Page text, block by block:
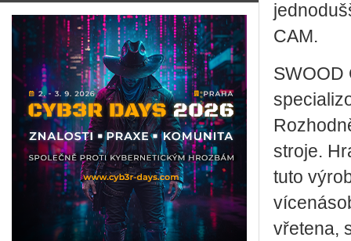
CAM.
SWOOD
stroje.
tuto
vřetena,